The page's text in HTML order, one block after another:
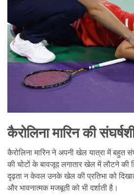
कैरोलिना मारिन की
कैरोलिना मारिन ने अपनी खेल यात्रा में बहुत
की चोटों के बावजूद लगातार खेल में लौटने की
दृढ़ता न केवल उनके खेल की प्रतिभा को
और भावनात्मक मजबूती को भी दर्शाती है।